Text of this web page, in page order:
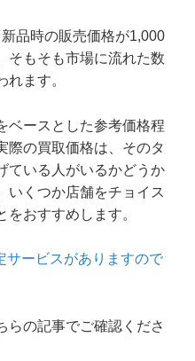
品時の販売価格が1,000
そもそも市場に流れた数
ます。
ベースとした参考価格程
際の買取価格は、そのタ
ている人がいるかどうか
いくつか店舗をチョイス
をおすすめします。
サービスがありますので
らの記事でご確認くださ